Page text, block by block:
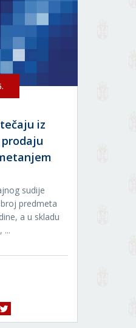
iz
sudije
predmeta
a u skladu
...